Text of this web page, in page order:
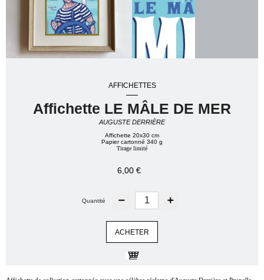
AFFICHETTES
Affichette LE MÂLE DE MER
AUGUSTE DERRIÈRE
Affichette 20x30 cm
Papier cartonné 340 g
Tirage limité
6,00 €
Quantité
ACHETER